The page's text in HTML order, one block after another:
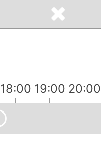
18:00 19:00 20:00